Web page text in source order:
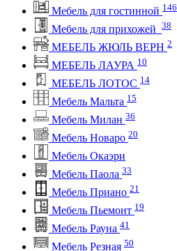
Мебель для гостинной 146
Мебель для прихожей 38
МЕБЕЛЬ ЖЮЛЬ ВЕРН 2
МЕБЕЛЬ ЛАУРА 10
МЕБЕЛЬ ЛОТОС 14
Мебель Мальта 15
Мебель Милан 36
Мебель Новаро 20
Мебель Окаэри
Мебель Паола 33
Мебель Приано 21
Мебель Пьемонт 19
Мебель Рауна 41
Мебель Резная 50